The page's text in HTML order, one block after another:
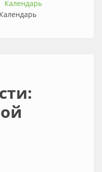
Календарь
Календарь